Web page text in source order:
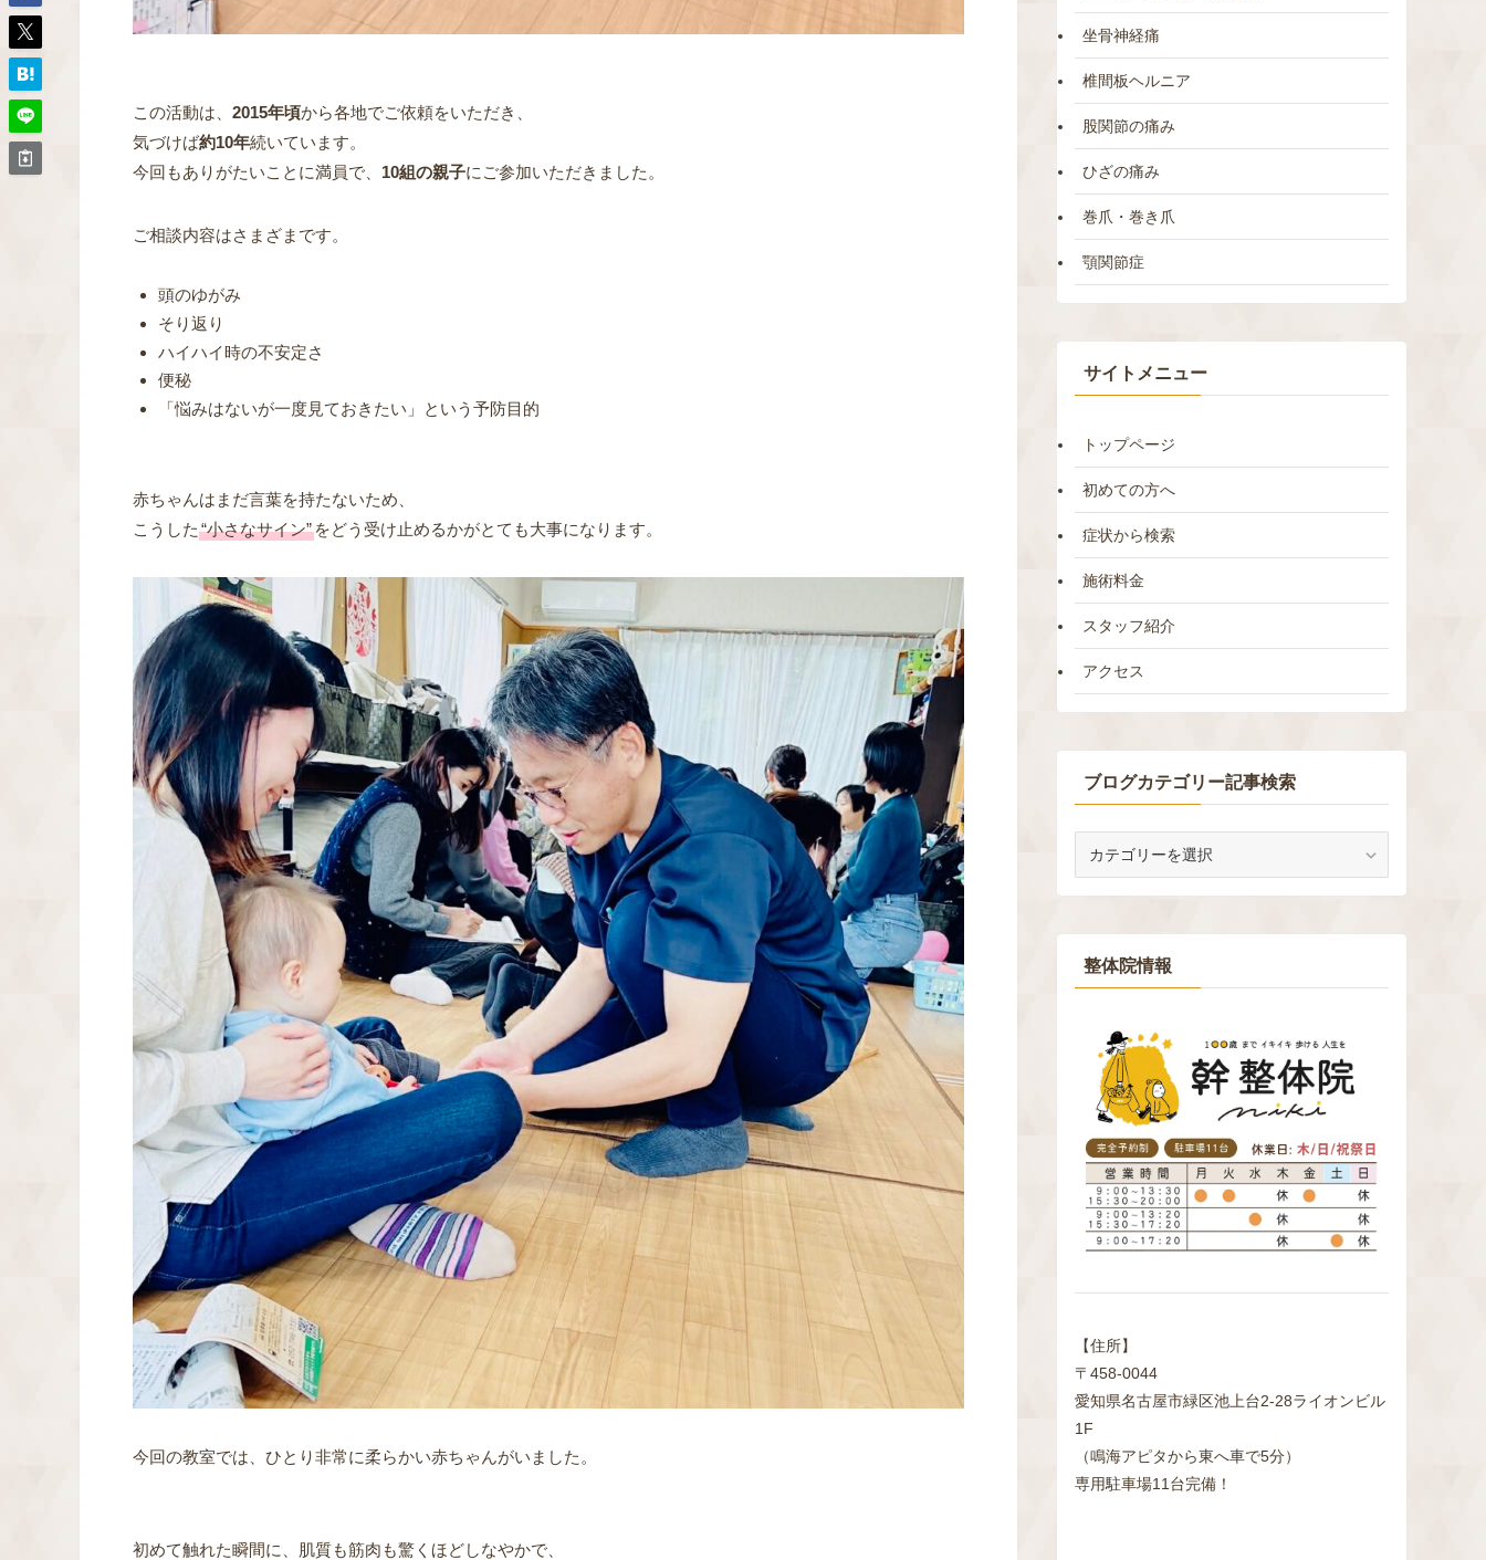
この活動は、 2015年頃から各地でご依頼をいただき、
気づけば約10年続いています。
今回もありがたいことに満員で、 10組の親子にご参加いただきました。
ご相談内容はさまざまです。
頭のゆがみ
そり返り
ハイハイ時の不安定さ
便秘
「悩みはないが一度見ておきたい」という予防目的
赤ちゃんはまだ言葉を持たないため、
こうした “小さなサイン” をどう受け止めるかがとても大事になります。
今回の教室では、ひとり非常に柔らかい赤ちゃんがいました。
初めて触れた瞬間に、肌質も筋肉も驚くほどしなやかで、
坐骨神経痛
椎間板ヘルニア
股関節の痛み
ひざの痛み
巻爪・巻き爪
顎関節症
サイトメニュー
トップページ
初めての方へ
症状から検索
施術料金
スタッフ紹介
アクセス
ブログカテゴリー記事検索
テ
ゴ
リ
整体院情報
【住所】
〒458-0044
愛知県名古屋市緑区池上台2‐28ライオンビル
1F
（鳴海アピタから東へ車で5分）
専用駐車場11台完備！